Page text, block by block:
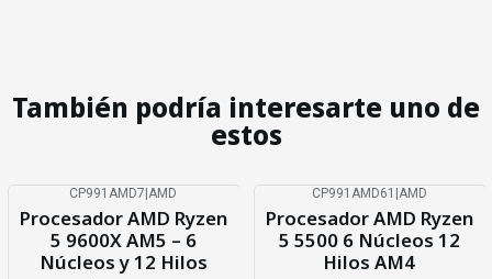
También podría interesarte uno de
estos
CP991AMD7|AMD
Procesador AMD Ryzen
5 9600X AM5 – 6
Núcleos y 12 Hilos
CP991AMD61 |AMD
Procesador AMD Ryzen
5 5500 6 Núcleos 12
Hilos AM4